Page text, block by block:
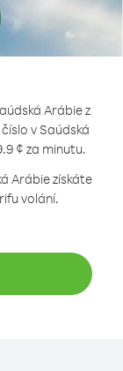
Arábie z
v Saúdská
¢ za minutu.
Arábie získáte
volání.